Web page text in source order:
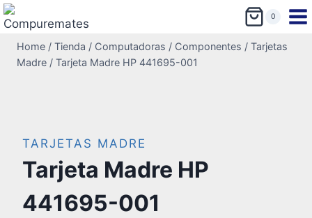
0
Home / Tienda / Computadoras / Componentes / Tarjetas
Madre / Tarjeta Madre HP 441695-001
TARJETAS MADRE
Tarjeta Madre HP
441695-001